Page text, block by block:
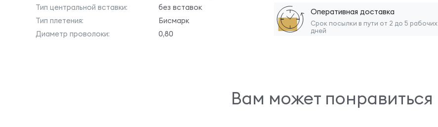
Тип центральной вставки:
без вставок
Тип плетения:
Бисмарк
Диаметр проволоки:
0,80
Оперативная доставка
Срок посылки в пути от 2 до 5 рабочих
дней
Вам может понравиться